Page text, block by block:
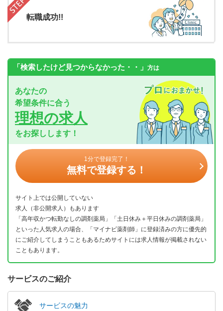
転職成功!!
「検索したけど見つからなかった・・」 方は
あなたの
希望条件に合う
理想の求人
をお探しします！
1分で登録完了！
無料で登録する！
サイト上では公開していない
求人（非公開求人）もあります
「高年収かつ転勤なしの調剤薬局」「土日休み＋平日休みの調剤薬局」
といった人気求人の場合、「マイナビ薬剤師」に登録済みの方に優先的
にご紹介してしまうこともあるためサイトには求人情報が掲載されない
こともあります。
サービスのご紹介
サービスの魅力